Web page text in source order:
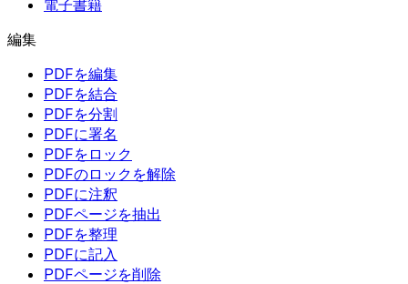
電子書籍
編集
PDFを編集
PDFを結合
PDFを分割
PDFに署名
PDFをロック
PDFのロックを解除
PDFに注釈
PDFページを抽出
PDFを整理
PDFに記入
PDFページを削除